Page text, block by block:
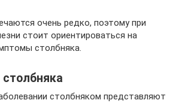
очень редко, поэтому при
стоит ориентироваться на
столбняка.
столбняком представляют